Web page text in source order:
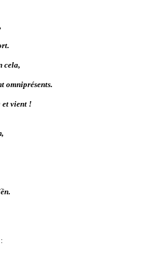
cela,
omniprésents.
et vient !